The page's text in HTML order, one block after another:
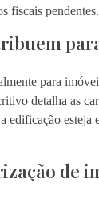
fiscais pendentes.
para
detalha as
edificação
de